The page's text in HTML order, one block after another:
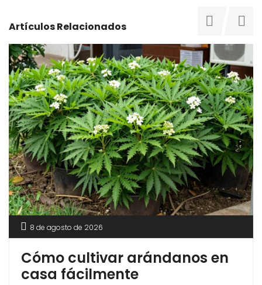
Artículos Relacionados
8 de agosto de 2026
Cómo cultivar arándanos en
casa fácilmente